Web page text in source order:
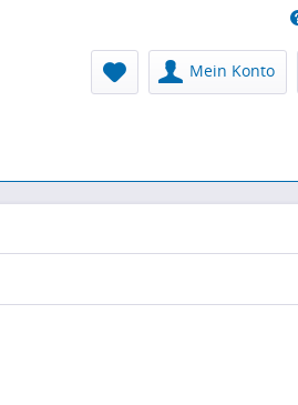
Mein Konto